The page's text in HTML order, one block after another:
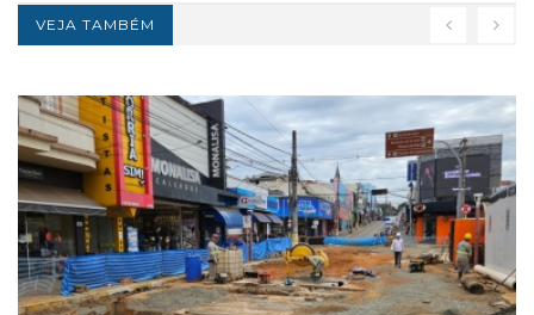
VEJA TAMBÉM